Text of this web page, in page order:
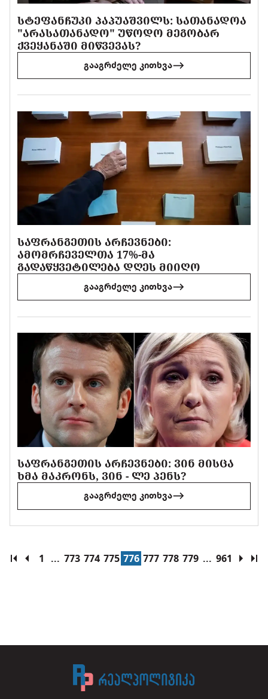
ᲡᲢᲔᲤᲐᲜᲩᲣᲙᲘ ᲞᲐᲞᲣᲐᲨᲕᲘᲚᲡ: ᲡᲐᲗᲐᲜᲐᲓᲝᲐ
"ᲐᲠᲐᲡᲐᲗᲐᲜᲐᲓᲝ" ᲣᲬᲝᲓᲝ ᲛᲔᲒᲝᲑᲐᲠ
ᲥᲕᲔᲧᲐᲜᲐᲨᲘ ᲛᲘᲬᲕᲔᲕᲐᲡ?
გააგრძელე კითხვა
ᲡᲐᲤᲠᲐᲜᲒᲔᲗᲘᲡ ᲐᲠᲩᲔᲕᲜᲔᲑᲘ:
ᲐᲛᲝᲛᲠᲩᲔᲕᲔᲚᲗᲐ 17%-ᲛᲐ
ᲒᲐᲓᲐᲬᲧᲕᲔᲢᲘᲚᲔᲑᲐ ᲓᲦᲔᲡ ᲛᲘᲘᲦᲝ
გააგრძელე კითხვა
ᲡᲐᲤᲠᲐᲜᲒᲔᲗᲘᲡ ᲐᲠᲩᲔᲕᲜᲔᲑᲘ: ᲕᲘᲜ ᲛᲘᲡᲪᲐ
ᲮᲛᲐ ᲛᲐᲙᲠᲝᲜᲡ, ᲕᲘᲜ - ᲚᲔ ᲞᲔᲜᲡ?
გააგრძელე კითხვა
1 ... 773 774 775 776 777 778 779 ... 961